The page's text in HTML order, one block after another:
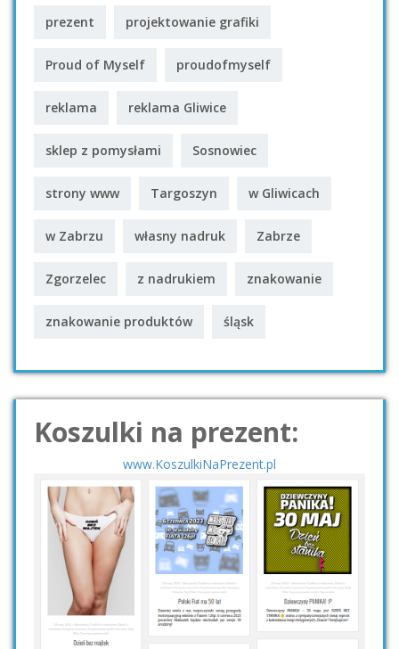
prezent projektowanie grafiki
Proud of Myself proudofmyself
reklama reklama Gliwice
sklep z pomysłami Sosnowiec
strony www Targoszyn w Gliwicach
w Zabrzu własny nadruk Zabrze
Zgorzelec z nadrukiem znakowanie
znakowanie produktów śląsk
Koszulki na prezent:
www.KoszulkiNaPrezent.pl